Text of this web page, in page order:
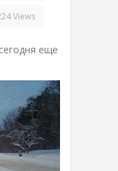
Views
еще